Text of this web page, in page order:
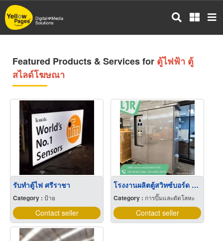
Skip
to
main
Featured Products & Services for ตู้ไฟฟ้า ตู้
สไลด์โฆษณา
รับทำตู้ไฟ ศรีราชา
Category : ป้าย
Contact seller
โรงงานผลิตตู้สวิทซ์บอร์ด ชลบุรี
Category : การปั๊มและตัดโลหะ
Contact seller